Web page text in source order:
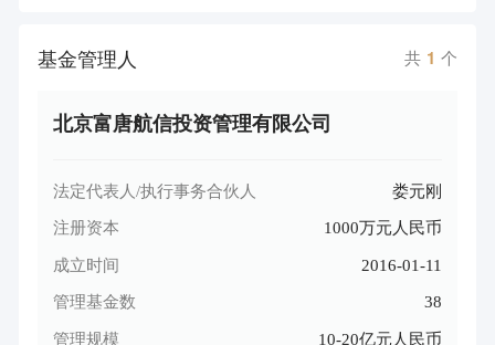
基金管理人 共 1 个
北京富唐航信投资管理有限公司
法定代表人/执行事务合伙人 娄元刚
注册资本 1000万元人民币
成立时间 2016-01-11
管理基金数 38
管理规模 10-20亿元人民币